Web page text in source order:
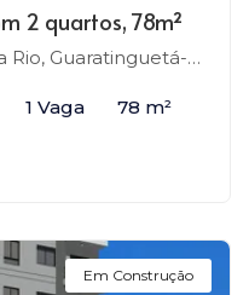
2 quartos, 78m²
Guaratinguetá-SP
1 Vaga 78 m²
Em Construção